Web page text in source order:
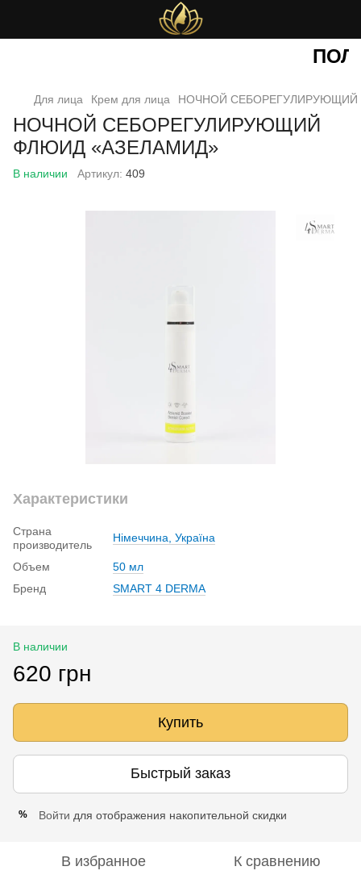
Для лица Крем для лица НОЧНОЙ СЕБОРЕГУЛИРУЮЩИЙ
НОЧНОЙ СЕБОРЕГУЛИРУЮЩИЙ
ФЛЮИД «АЗЕЛАМИД»
В наличии Артикул: 409
Характеристики
Страна
производитель
Німеччина, Україна
Объем
50 мл
Бренд
SMART 4 DERMA
В наличии
620 грн
Купить
Быстрый заказ
% Войти для отображения накопительной скидки
В избранное К сравнению